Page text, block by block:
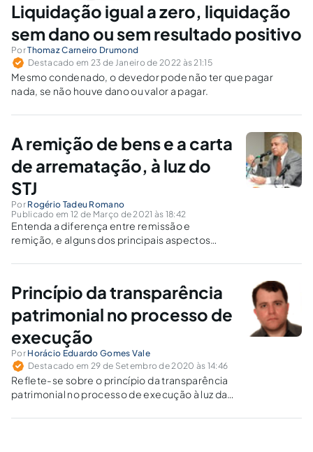
Liquidação igual a zero, liquidação
sem dano ou sem resultado positivo
PorThomaz Carneiro Drumond
Destacado em 23 de Janeiro de 2022 às 21:15
Mesmo condenado, o devedor pode não ter que pagar
nada, se não houve dano ou valor a pagar.
A remição de bens e a carta
de arrematação, à luz do
STJ
Por Rogério Tadeu Romano
Publicado em 12 de Março de 2021 às 18:42
Entenda a diferença entre remissão e
remição, e alguns dos principais aspectos
Princípio da transparência
patrimonial no processo de
execução
Por Horácio Eduardo Gomes Vale
Destacado em 29 de Setembro de 2020 às 14:46
Reflete-se sobre o princípio da transparência
patrimonial no processo de execução à luz da